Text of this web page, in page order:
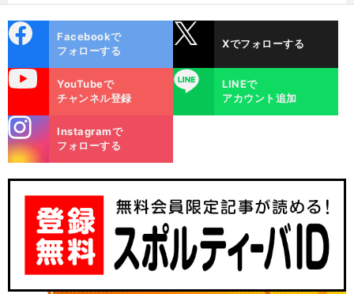
ok
Facebookで
フォローする
Xでフォローする
YouTubeで
チャンネル登録
LINE
LINEで
アカウント追加
m
Instagramで
フォローする